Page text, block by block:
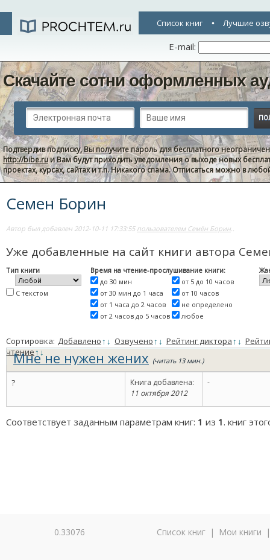
Список книг Лучшие
E-mail:
Скачайте сотни оформленных
Подтвердив подписку, Вы получите пароль для бесплатного
http://bibe.ruи Вам будут приходить уведомления о выходе новых
проектах, курсах, сайтах и т.п. Никакого спама. Отписаться можно в
Семен Борин
Автор был добавлен 2012-10-11 17:33:55 пользователем Семён Борин..
Уже добавленные на сайт книги автора
Тип книги
С текстом
Время на чтение-прослушивание книги:
до 30 мин
от 30 мин до 1 часа
от 1 часа до 2 часов
от 2 часов до 5 часов
от 5 до 10 часов
от 10 часов
не определено
любое
Сортировка: Добавлено↑ ↓ Озвучено↑ ↓ Рейтинг диктора↑ ↓
чтение↑↓
Мне не нужен жених (читать 13 мин.)
?
Книга добавлена:
11 октября 2012
-
Соответствует заданным параметрам книг: 1 из 1. книг
0.33076 Список книг | Мои книги |